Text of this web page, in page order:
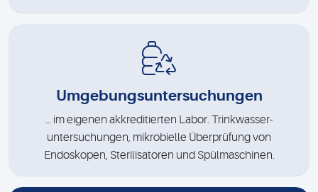
Umgebungsuntersuchungen
… im eigenen akkreditierten Labor. Trinkwasser-
untersuchungen, mikrobielle Überprüfung von
Endoskopen, Sterilisatoren und Spülmaschinen.